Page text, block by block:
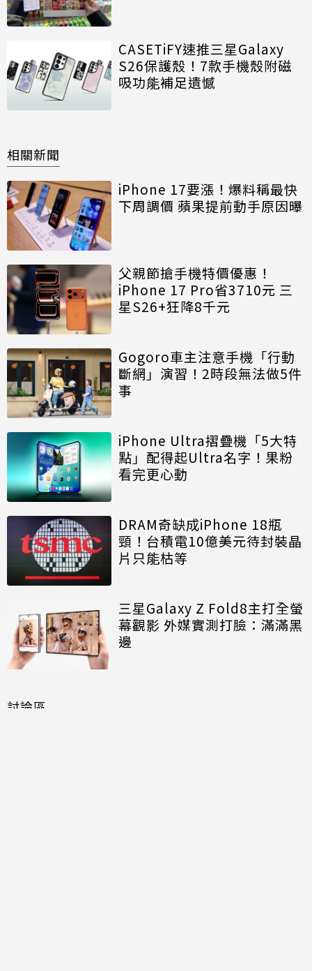
CASETiFY速推三星Galaxy
S26保護殼！7款手機殼附磁
吸功能補足遺憾
相關新聞
iPhone 17要漲！爆料稱最快
下周調價 蘋果提前動手原因曝
父親節搶手機特價優惠！
iPhone 17 Pro省3710元 三
星S26+狂降8千元
Gogoro車主注意手機「行動
斷網」演習！2時段無法做5件
事
iPhone Ultra摺疊機「5大特
點」配得起Ultra名字！果粉
看完更心動
DRAM奇缺成iPhone 18瓶
頸！台積電10億美元待封裝晶
片只能枯等
三星Galaxy Z Fold8主打全螢
幕觀影 外媒實測打臉：滿滿黑
邊
討論區